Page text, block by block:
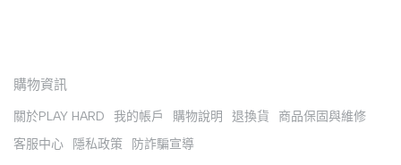
購物資訊
關於PLAY HARD 我的帳戶 購物說明 退換貨
商品保固與維修
客服中心
隱私政策 防詐騙宣導